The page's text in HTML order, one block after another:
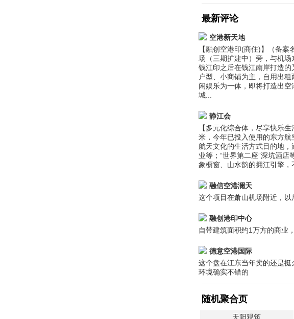
最新评论
空港新天地
【融创空港印(商住)】（备
场（三期扩建中）旁，与机场
钱江印之后在钱江南岸打造
户型、小商铺为主，自用出
闲娱乐为一体，即将打造出空
城...
静江会
【多元化综合体，尽享快乐
米，今年已投入使用的东方
航天文化的生活方式目的地
业等；“世界第二座”深坑酒
象橱窗、山水韵的拥江引擎，
融信空港澜天
这个项目在萧山机场附近，以
融创港印中心
自带建筑面积约1万方的商业
德意空港国际
这个盘在江东当年卖的还是
环境确实不错的
随机聚合页
天阳观筑